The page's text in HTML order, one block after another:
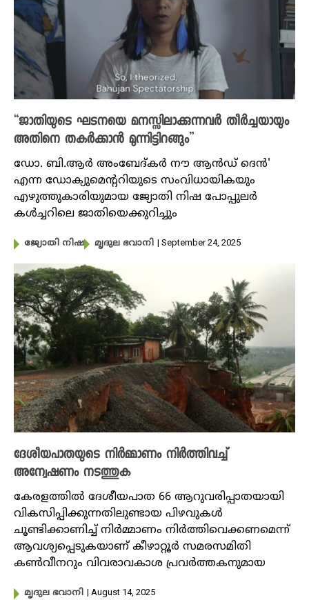
“ജാതിയുടെ ഘടനയെ മനസ്സിലാക്കുന്നവർ തീർച്ചയായും
അതിനെ തകർക്കാൻ മുന്നിട്ടിറങ്ങും”
ഡോ. ബി.ആർ അംബേദ്കർ നൗ ആൻഡ് ദെൻ'
എന്ന ഡോക്യുമെന്ററിയുടെ സംവിധായികയും
എഴുത്തുകാരിയുമായ ജ്യോതി നിഷ പോപ്പുലർ
കൾച്ചറിലെ ജാതിയെക്കുറിച്ചും
ജ്യോതി നിഷ മൃദുല ഭവാനി | September 24, 2025
ദേശീയപാതയുടെ നി‍ർമ്മാണം നി‍ർത്തിവച്ച്
അന്വേഷണം നടത്തുക
കേരളത്തിൽ ദേശീയപാത 66 ആറുവരിപ്പാതയായി
വികസിപ്പിക്കുന്നതിലുണ്ടായ പിഴവുകൾ
ചൂണ്ടിക്കാണിച്ച് നിർമ്മാണം നിർത്തിവെക്കണമെന്ന്
ആവശ്യപ്പെടുകയാണ് കീഴാറ്റൂർ സമരസമിതി
കൺവീനറും വിവരാവകാശ പ്രവർത്തകനുമായ
മൃദുല ഭവാനി | August 14, 2025